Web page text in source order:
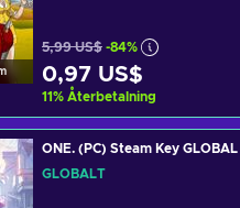
5,99 US$ -84%
0,97 US$
11% Återbetalning
ONE. (PC) Steam Key GLOBAL
GLOBALT